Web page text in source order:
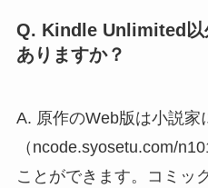
Q. Kindle Unlimited以
ありますか？
A. 原作のWeb版は小説家
（ncode.syosetu.com/
ことができます。コミッ